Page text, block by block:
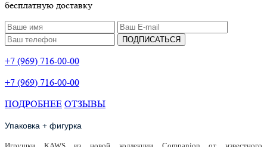
бесплатную доставку
ПОДПИСАТЬСЯ
+7 (969) 716-00-00
+7 (969) 716-00-00
ПОДРОБНЕЕ ОТЗЫВЫ
Упаковка + фигурка